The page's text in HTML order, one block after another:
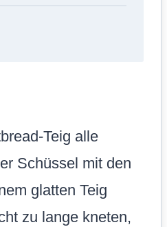
Teig alle
Schüssel mit den
glatten Teig
zu lange kneten,